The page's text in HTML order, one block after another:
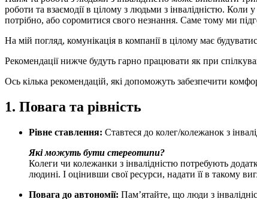
роботи та взаємодії в цілому з людьми з інвалідністю.
потрібно, або соромитися свого незнання. Саме тому ми
На мій погляд, комунікація в компанії в цілому має
Рекомендації нижче будуть гарно працювати як при
Ось кілька рекомендацій, які допоможуть забезпечити
1. Повага та рівність
Рівне ставлення: Ставтеся до колег/колежанок з
Які можуть бути стереотипи?
Колеги чи колежанки з інвалідністю потребують
людині. І оцінивши свої ресурси, надати її в такому
Повага до автономії: Памʼятайте, що люди з